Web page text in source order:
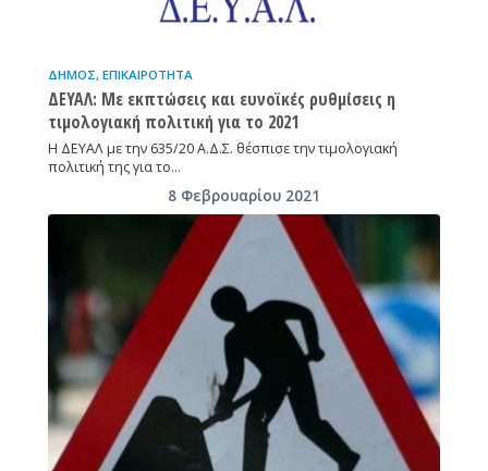
ΔΉΜΟΣ, ΕΠΙΚΑΙΡΌΤΗΤΑ
ΔΕΥΑΛ: Με εκπτώσεις και ευνοϊκές ρυθμίσεις η
τιμολογιακή πολιτική για το 2021
Η ΔΕΥΑΛ με την 635/20 Α.Δ.Σ. θέσπισε την τιμολογιακή
πολιτική της για το…
8 Φεβρουαρίου 2021